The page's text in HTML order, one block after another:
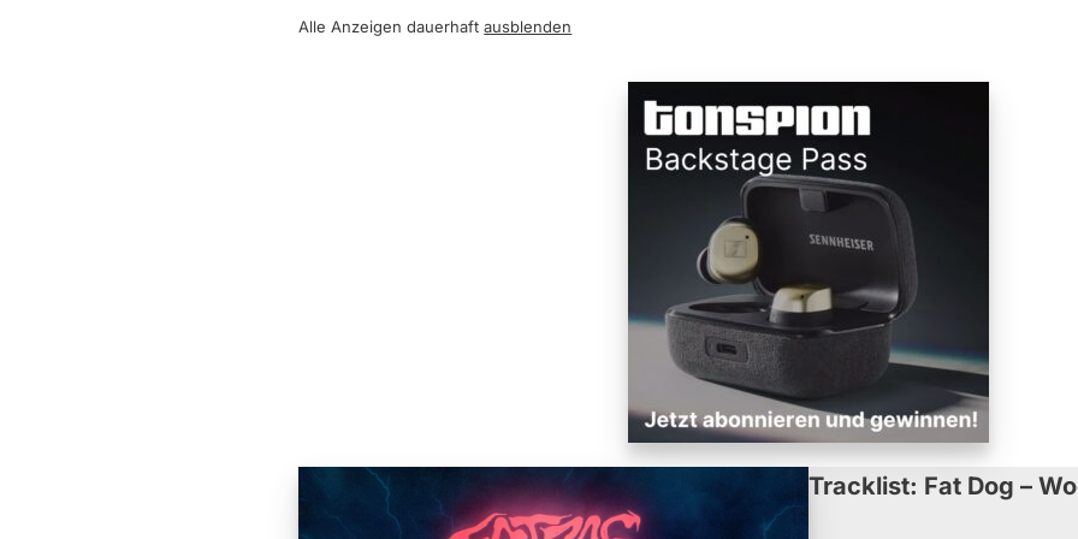
Alle Anzeigen dauerhaftausblenden
Tracklist: Fat Dog –